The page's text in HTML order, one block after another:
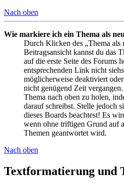
Nach oben
Wie markiere ich ein Thema als
Durch Klicken des „Thema als
Beitragsansicht kannst du das
auf die erste Seite des Forums
entsprechenden Link nicht
möglicherweise deaktiviert
nicht genügend Zeit
Thema nach oben zu holen,
darauf schreibst. Stelle jedoch
dieses Boards beachtest! Es
wenn ohne triftigen Grund auf
Themen geantwortet wird.
Nach oben
Textformatierung und